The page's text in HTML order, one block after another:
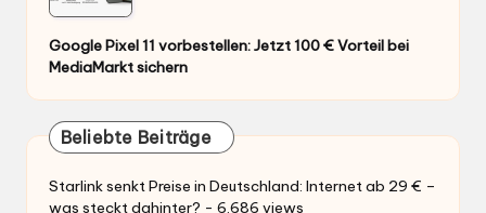
Google Pixel 11 vorbestellen: Jetzt 100 € Vorteil bei
MediaMarkt sichern
Beliebte Beiträge
Starlink senkt Preise in Deutschland: Internet ab 29 € –
was steckt dahinter? - 6.686 views